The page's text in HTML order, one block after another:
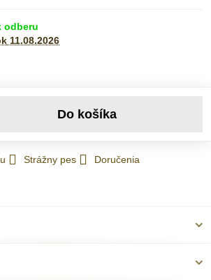
odberu
11.08.2026
Do košíka
Strážny pes Doručenia